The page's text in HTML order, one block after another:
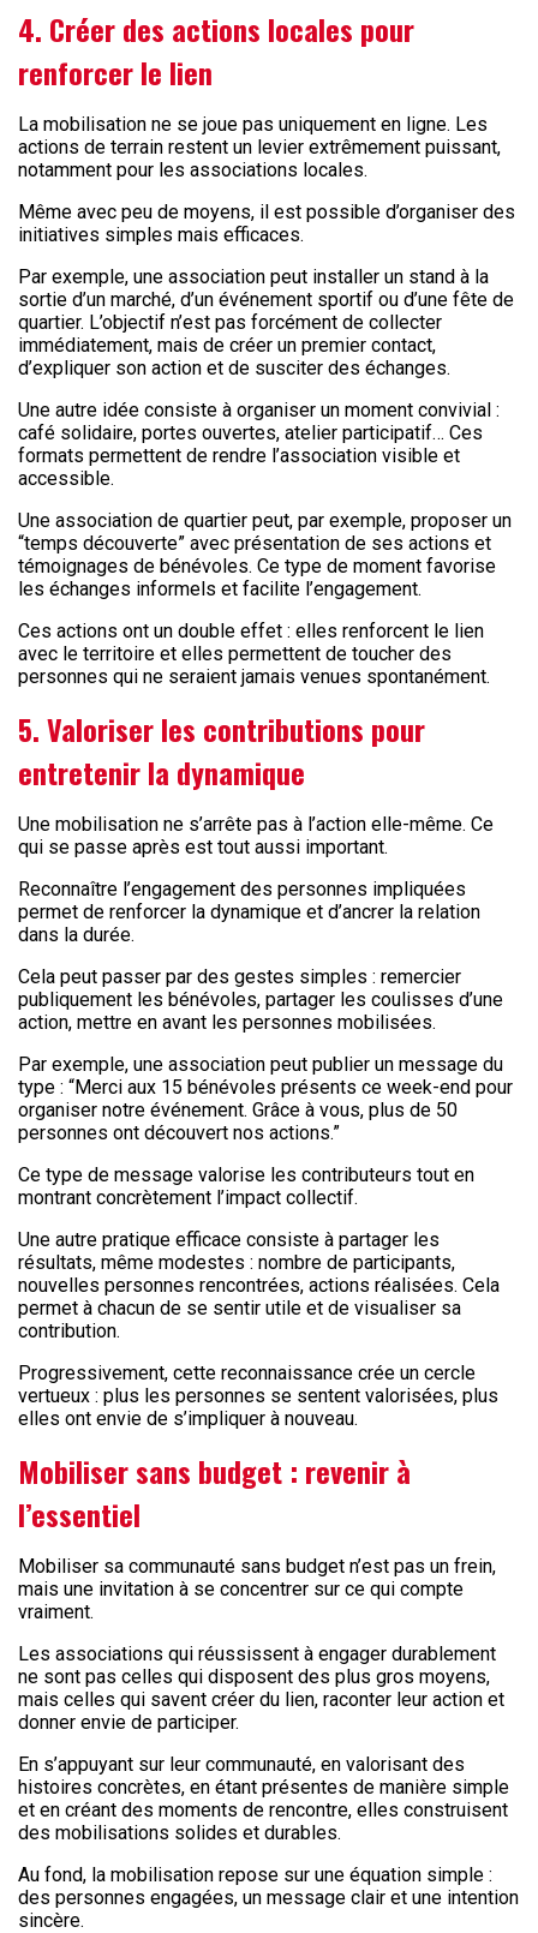
4. Créer des actions locales pour
renforcer le lien
La mobilisation ne se joue pas uniquement en ligne. Les
actions de terrain restent un levier extrêmement puissant,
notamment pour les associations locales.
Même avec peu de moyens, il est possible d’organiser des
initiatives simples mais efficaces.
Par exemple, une association peut installer un stand à la
sortie d’un marché, d’un événement sportif ou d’une fête de
quartier. L’objectif n’est pas forcément de collecter
immédiatement, mais de créer un premier contact,
d’expliquer son action et de susciter des échanges.
Une autre idée consiste à organiser un moment convivial :
café solidaire, portes ouvertes, atelier participatif… Ces
formats permettent de rendre l’association visible et
accessible.
Une association de quartier peut, par exemple, proposer un
“temps découverte” avec présentation de ses actions et
témoignages de bénévoles. Ce type de moment favorise
les échanges informels et facilite l’engagement.
Ces actions ont un double effet : elles renforcent le lien
avec le territoire et elles permettent de toucher des
personnes qui ne seraient jamais venues spontanément.
5. Valoriser les contributions pour
entretenir la dynamique
Une mobilisation ne s’arrête pas à l’action elle-même. Ce
qui se passe après est tout aussi important.
Reconnaître l’engagement des personnes impliquées
permet de renforcer la dynamique et d’ancrer la relation
dans la durée.
Cela peut passer par des gestes simples : remercier
publiquement les bénévoles, partager les coulisses d’une
action, mettre en avant les personnes mobilisées.
Par exemple, une association peut publier un message du
type : “Merci aux 15 bénévoles présents ce week-end pour
organiser notre événement. Grâce à vous, plus de 50
personnes ont découvert nos actions.”
Ce type de message valorise les contributeurs tout en
montrant concrètement l’impact collectif.
Une autre pratique efficace consiste à partager les
résultats, même modestes : nombre de participants,
nouvelles personnes rencontrées, actions réalisées. Cela
permet à chacun de se sentir utile et de visualiser sa
contribution.
Progressivement, cette reconnaissance crée un cercle
vertueux : plus les personnes se sentent valorisées, plus
elles ont envie de s’impliquer à nouveau.
Mobiliser sans budget : revenir à
l’essentiel
Mobiliser sa communauté sans budget n’est pas un frein,
mais une invitation à se concentrer sur ce qui compte
vraiment.
Les associations qui réussissent à engager durablement
ne sont pas celles qui disposent des plus gros moyens,
mais celles qui savent créer du lien, raconter leur action et
donner envie de participer.
En s’appuyant sur leur communauté, en valorisant des
histoires concrètes, en étant présentes de manière simple
et en créant des moments de rencontre, elles construisent
des mobilisations solides et durables.
Au fond, la mobilisation repose sur une équation simple :
des personnes engagées, un message clair et une intention
sincère.